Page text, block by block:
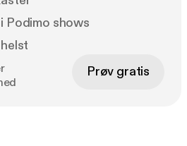
Podimo shows
Prøv gratis